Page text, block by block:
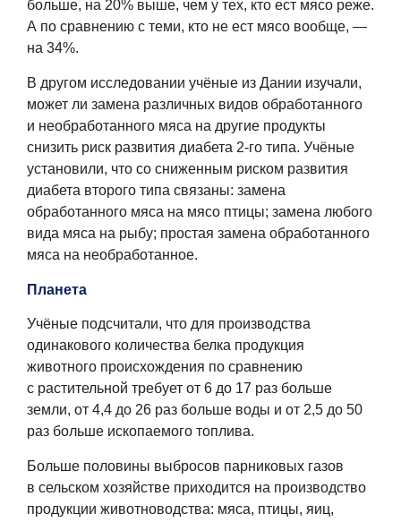
больше, на 20% выше, чем у тех, кто ест мясо реже.
А по сравнению с теми, кто не ест мясо вообще, —
на 34%.
В другом исследовании учёные из Дании изучали,
может ли замена различных видов обработанного
и необработанного мяса на другие продукты
снизить риск развития диабета 2-го типа. Учёные
установили, что со сниженным риском развития
диабета второго типа связаны: замена
обработанного мяса на мясо птицы; замена любого
вида мяса на рыбу; простая замена обработанного
мяса на необработанное.
Планета
Учёные подсчитали, что для производства
одинакового количества белка продукция
животного происхождения по сравнению
с растительной требует от 6 до 17 раз больше
земли, от 4,4 до 26 раз больше воды и от 2,5 до 50
раз больше ископаемого топлива.
Больше половины выбросов парниковых газов
в сельском хозяйстве приходится на производство
продукции животноводства: мяса, птицы, яиц,